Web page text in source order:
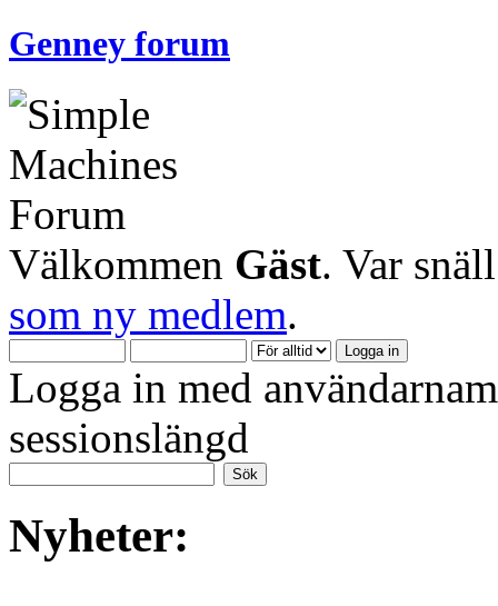
Genney forum
Välkommen Gäst. Var
som ny medlem.
Logga in med
sessionslängd
Nyheter: